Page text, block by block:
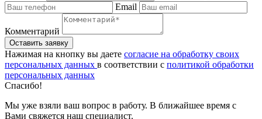
Email
Комментарий
Нажимая на кнопку вы даете согласие на обработку своих
персональных данных в соответствии с политикой обработки
персональных данных
Спасибо!
Мы уже взяли ваш вопрос в работу. В ближайшее время с
Вами свяжется наш специалист.